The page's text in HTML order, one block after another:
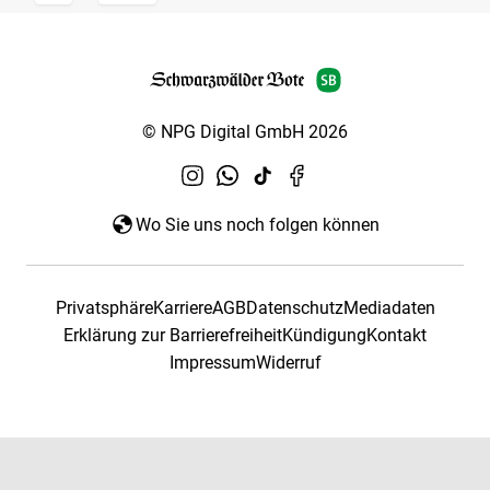
© NPG Digital GmbH 2026
Wo Sie uns noch folgen können
PrivatsphäreKarriereAGBDatenschutzMediadaten
Erklärung zur BarrierefreiheitKündigungKontakt
ImpressumWiderruf